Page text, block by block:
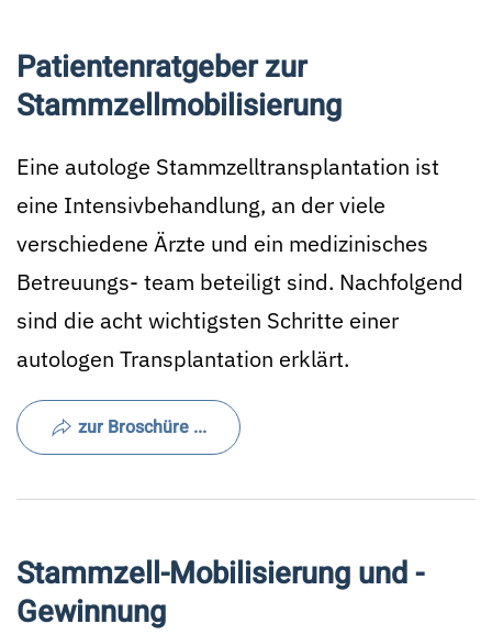
Patientenratgeber zur
Stammzellmobilisierung
Eine autologe Stammzelltransplantation ist
eine Intensivbehandlung, an der viele
verschiedene Ärzte und ein medizinisches
Betreuungs- team beteiligt sind. Nachfolgend
sind die acht wichtigsten Schritte einer
autologen Transplantation erklärt.
zur Broschüre ...
Stammzell-Mobilisierung und -
Gewinnung